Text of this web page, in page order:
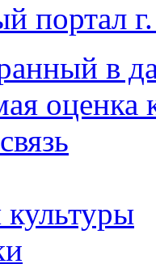
портал
в
оценка